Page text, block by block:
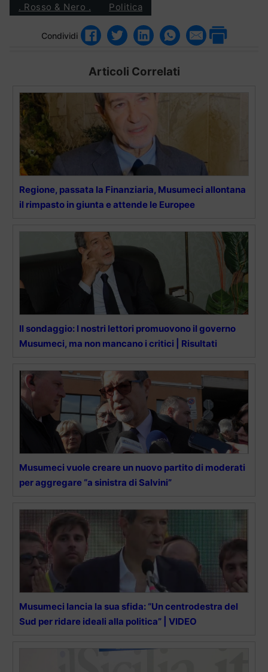
. Rosso & Nero . Politica
Condividi
Articoli Correlati
Regione, passata la Finanziaria, Musumeci allontana
il rimpasto in giunta e attende le Europee
Il sondaggio: I nostri lettori promuovono il governo
Musumeci, ma non mancano i critici | Risultati
Musumeci vuole creare un nuovo partito di moderati
per aggregare “a sinistra di Salvini”
Musumeci lancia la sua sfida: “Un centrodestra del
Sud per ridare ideali alla politica” | VIDEO